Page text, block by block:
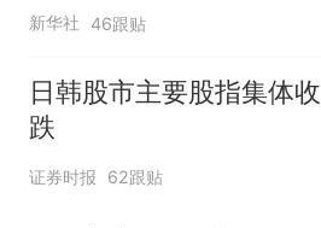
新华社 46跟贴
日韩股市主要股指集体收
跌
证券时报 62跟贴